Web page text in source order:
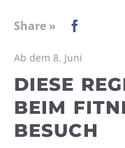
WEBRADIO
Share »
Ab dem 8. Juni
DIESE
BEIM
BESUCH